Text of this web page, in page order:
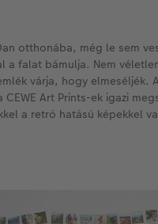
FOTÓKÖNYV
CEWE
poszter
köszöntő tábla
világa
és irodaszer
ajándékdobozok
myPhotos
tippek és trükkök
készíts jobb képeket
otthonába, még le sem
a falat bámulja. Nem
várja, hogy elmeséljék.
Art Prints-ek igazi
a retró hatású képekkel